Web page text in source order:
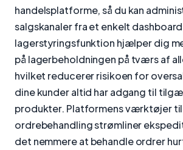
handelsplatforme, så du kan
salgskanaler fra et enkelt
lagerstyringsfunktion hjælper dig
på lagerbeholdningen på tværs af
hvilket reducerer risikoen for
dine kunder altid har adgang til
produkter. Platformens værktøjer til
ordrebehandling strømliner
det nemmere at behandle ordrer